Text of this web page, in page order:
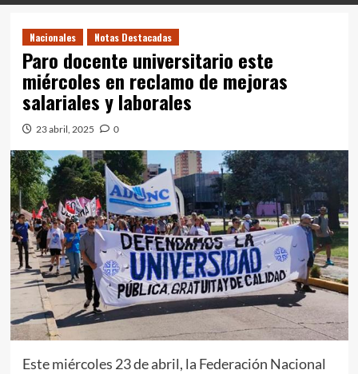
Nacionales Notas Destacadas
Paro docente universitario este
miércoles en reclamo de mejoras
salariales y laborales
23 abril, 2025 0
Este miércoles 23 de abril, la Federación Nacional